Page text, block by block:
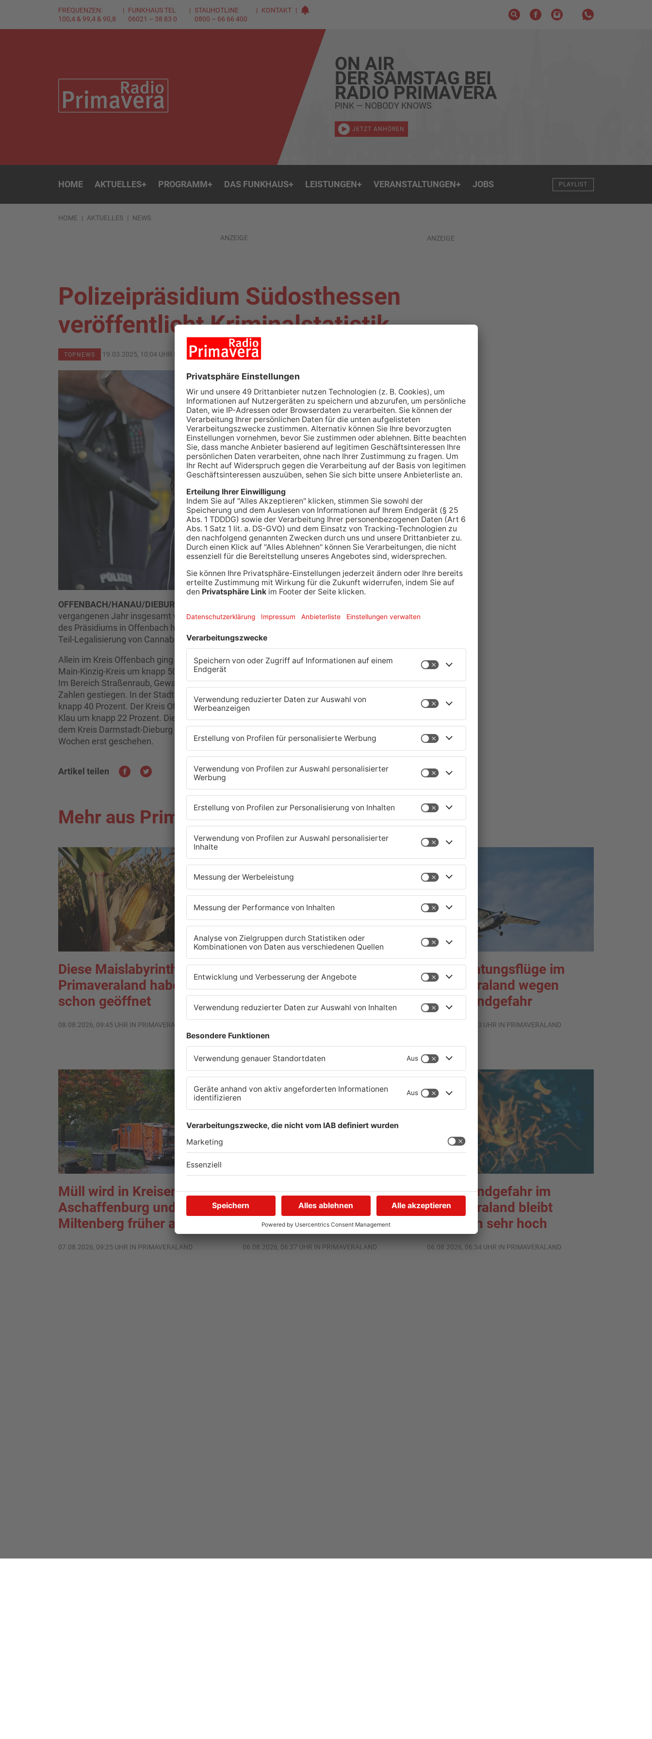
FREQUENZEN:
100,4 & 99,4 & 90,8
FUNKHAUS TEL
06021 – 38 83 0
STAUHOTLINE
0800 – 66 66 400
KONTAKT
ON AIR
DER SAMSTAG BEI
RADIO PRIMAVERA
PINK — NOBODY KNOWS
JETZT ANHÖREN
HOME AKTUELLES+ PROGRAMM+ DAS FUNKHAUS+ LEISTUNGEN+ VERANSTALTUNGEN+ JOBS PLAYLIST
HOME AKTUELLES NEWS
ANZEIGE
Polizeipräsidium Südosthessen
veröffentlicht Kriminalstatistik
TOPNEWS 19.03.2025, 10:04 UHR IN PRIMAVERALAND
OFFENBACH/HANAU/DIEBURG.
vergangenen Jahr insgesamt weniger Straftaten verzeichnet. Das geht aus der Statistik
des Präsidiums in Offenbach hervor. Allerdings ist die gesunkene Zahl überwiegend auf die
Teil-Legalisierung von Cannabis zurück zu führen.
Allein im Kreis Offenbach ging die Rauschgiftkriminalität um knapp 56 Prozent zurück. Im
Main-Kinzig-Kreis um knapp 50 Prozent. Allerdings ist das vorwiegend Milieu-Kriminalität.
Im Bereich Straßenraub, Gewalt und Online-Kriminalität, was jeden treffen kann, sind die
Zahlen gestiegen. In der Stadt Hanau stiegen Raub- und Erpressungsdelikte sogar um
knapp 40 Prozent. Der Kreis Offenbach verzeichnet einen enormen Anstieg bei Baustellen-
Klau um knapp 22 Prozent. Die Kriminalstatistiken vom bayerischen Untermain und aus
dem Kreis Darmstadt-Dieburg sind noch nicht veröffentlicht. Das soll in den kommenden
Wochen erst geschehen.
Artikel teilen
ANZEIGE
Mehr aus Primaveraland
Diese Maislabyrinthe im
Primaveraland haben
schon geöffnet
08.08.2026, 09:45 UHR IN PRIMAVERALAND
TOPNEWS
Ferienende: ADAC erwartet
Stau-Wochenende im
Primaveraland
TOPNEWS
Beobachtungsflüge im
Primaveraland wegen
Waldbrandgefahr
08.08.2026, 09:33 UHR IN PRIMAVERALAND
Müll wird in Kreisen
Aschaffenburg und
Miltenberg früher abgeholt
07.08.2026, 09:25 UHR IN PRIMAVERALAND
Schwimmbäder im
Primaveraland weisen teils
erhebliche Mängel auf
06.08.2026, 06:37 UHR IN PRIMAVERALAND
Waldbrandgefahr im
Primaveraland bleibt
weiterhin sehr hoch
06.08.2026, 06:34 UHR IN PRIMAVERALAND